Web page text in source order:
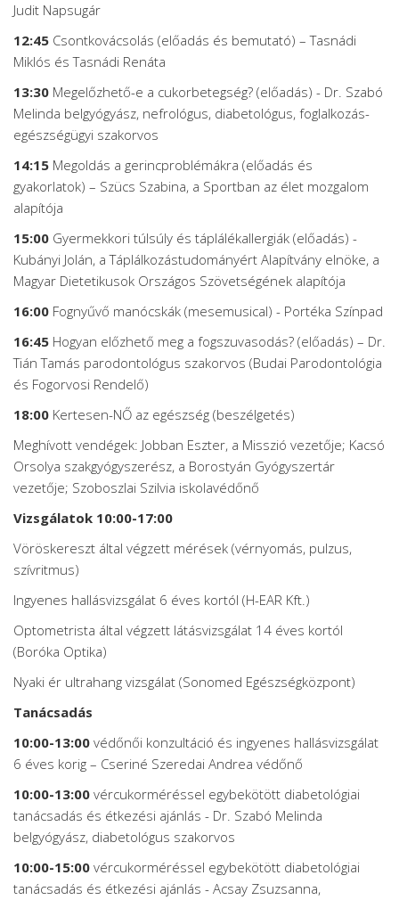
Judit Napsugár
12:45 Csontkovácsolás (előadás és bemutató) – Tasnádi
Miklós és Tasnádi Renáta
13:30 Megelőzhető-e a cukorbetegség? (előadás) - Dr. Szabó
Melinda belgyógyász, nefrológus, diabetológus, foglalkozás-
egészségügyi szakorvos
14:15 Megoldás a gerincproblémákra (előadás és
gyakorlatok) – Szücs Szabina, a Sportban az élet mozgalom
alapítója
15:00 Gyermekkori túlsúly és táplálékallergiák (előadás) -
Kubányi Jolán, a Táplálkozástudományért Alapítvány elnöke, a
Magyar Dietetikusok Országos Szövetségének alapítója
16:00 Fognyűvő manócskák (mesemusical) - Portéka Színpad
16:45 Hogyan előzhető meg a fogszuvasodás? (előadás) – Dr.
Tián Tamás parodontológus szakorvos (Budai Parodontológia
és Fogorvosi Rendelő)
18:00 Kertesen-NŐ az egészség (beszélgetés)
Meghívott vendégek: Jobban Eszter, a Misszió vezetője; Kacsó
Orsolya szakgyógyszerész, a Borostyán Gyógyszertár
vezetője; Szoboszlai Szilvia iskolavédőnő
Vizsgálatok 10:00-17:00
Vöröskereszt által végzett mérések (vérnyomás, pulzus,
szívritmus)
Ingyenes hallásvizsgálat 6 éves kortól (H-EAR Kft.)
Optometrista által végzett látásvizsgálat 14 éves kortól
(Boróka Optika)
Nyaki ér ultrahang vizsgálat (Sonomed Egészségközpont)
Tanácsadás
10:00-13:00 védőnői konzultáció és ingyenes hallásvizsgálat
6 éves korig – Cseriné Szeredai Andrea védőnő
10:00-13:00 vércukorméréssel egybekötött diabetológiai
tanácsadás és étkezési ajánlás - Dr. Szabó Melinda
belgyógyász, diabetológus szakorvos
10:00-15:00 vércukorméréssel egybekötött diabetológiai
tanácsadás és étkezési ajánlás - Acsay Zsuzsanna,